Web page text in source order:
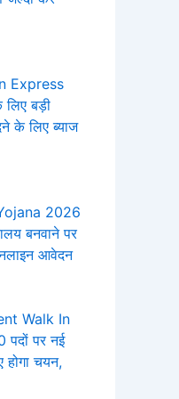
Express
बड़ी
के लिए ब्याज
2026
बनवाने पर
आवेदन
Walk In
पर नई
होगा चयन,